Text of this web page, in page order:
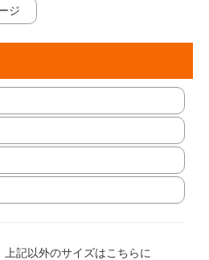
ジ
記以外のサイズはこちらに